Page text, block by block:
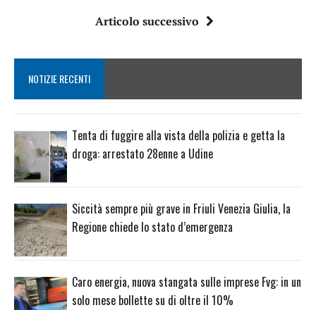
Articolo successivo
NOTIZIE RECENTI
Tenta di fuggire alla vista della polizia e getta la
droga: arrestato 28enne a Udine
Siccità sempre più grave in Friuli Venezia Giulia, la
Regione chiede lo stato d’emergenza
Caro energia, nuova stangata sulle imprese Fvg: in un
solo mese bollette su di oltre il 10%